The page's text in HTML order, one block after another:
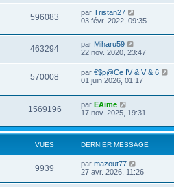
596083 par Tristan27
03 févr. 2022, 09:35
463294 par Miharu59
22 nov. 2020, 23:47
570008 par €$p@Ce IV & V & 6
01 juin 2026, 01:17
1569196 par EAime
17 nov. 2025, 19:31
VUES DERNIER MESSAGE
9939 par mazout77
27 avr. 2026, 11:26